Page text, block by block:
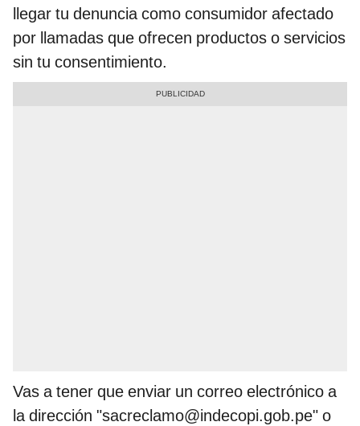
llegar tu denuncia como consumidor afectado
por llamadas que ofrecen productos o servicios
sin tu consentimiento.
Vas a tener que enviar un correo electrónico a
la dirección "sacreclamo@indecopi.gob.pe" o